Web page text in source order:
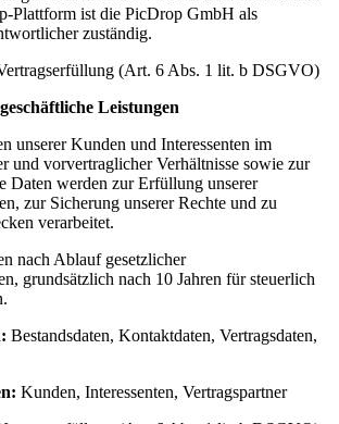
Plattform ist die PicDrop GmbH als
zuständig.
(Art. 6 Abs. 1 lit. b DSGVO)
Leistungen
unserer Kunden und Interessenten im
und vorvertraglicher Verhältnisse sowie zur
Daten werden zur Erfüllung unserer
zur Sicherung unserer Rechte und zu
verarbeitet.
nach Ablauf gesetzlicher
grundsätzlich nach 10 Jahren für steuerlich
Bestandsdaten, Kontaktdaten, Vertragsdaten,
Kunden, Interessenten, Vertragspartner